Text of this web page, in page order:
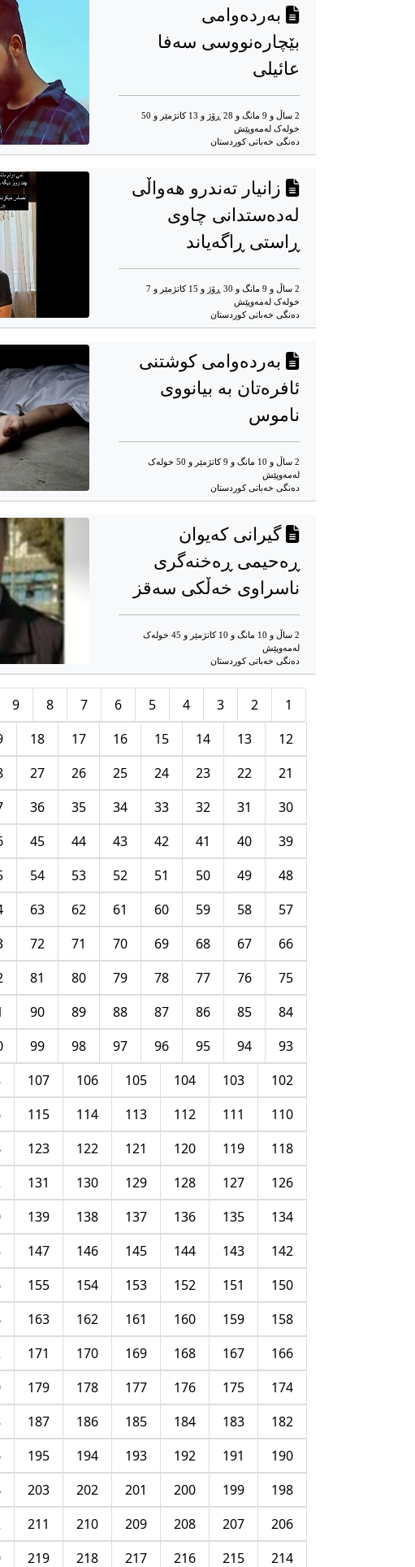
بەردەوامی
بێچارەنووسی سەفا
عائیلی
2 ساڵ و 9 مانگ و 28 ڕۆژ و 13 کاتژمێر و 50
خوله‌ک له‌مه‌وپێش‌
دەنگی خەباتی کوردستان
زانیار تەندرو هەواڵی
لەدەستدانی چاوی
ڕاستی ڕاگەیاند
2 ساڵ و 9 مانگ و 30 ڕۆژ و 15 کاتژمێر و 7
خوله‌ک له‌مه‌وپێش‌
دەنگی خەباتی کوردستان
بەردەوامی کوشتنی
ئافرەتان بە بیانووی
ناموس
2 ساڵ و 10 مانگ و 9 کاتژمێر و 50 خوله‌ک
له‌مه‌وپێش‌
دەنگی خەباتی کوردستان
گیرانی کەیوان
ڕەحیمی ڕەخنەگری
ناسراوی خەڵکی سەقز
2 ساڵ و 10 مانگ و 10 کاتژمێر و 45 خوله‌ک
له‌مه‌وپێش‌
دەنگی خەباتی کوردستان
1
2
3
4
5
6
7
8
9
12
13
14
15
16
17
18
21
22
23
24
25
26
27
30
31
32
33
34
35
36
39
40
41
42
43
44
45
48
49
50
51
52
53
54
57
58
59
60
61
62
63
66
67
68
69
70
71
72
75
76
77
78
79
80
81
84
85
86
87
88
89
90
93
94
95
96
97
98
99
102
103
104
105
106
107
110
111
112
113
114
115
118
119
120
121
122
123
126
127
128
129
130
131
134
135
136
137
138
139
142
143
144
145
146
147
150
151
152
153
154
155
158
159
160
161
162
163
166
167
168
169
170
171
174
175
176
177
178
179
182
183
184
185
186
187
190
191
192
193
194
195
198
199
200
201
202
203
206
207
208
209
210
211
214
215
216
217
218
219